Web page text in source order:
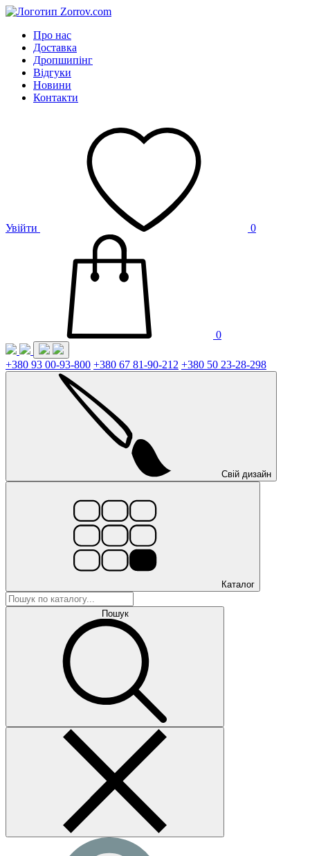
Про нас
Доставка
Дропшипінг
Відгуки
Новини
Контакти
Увійти 0
0
+380 93 00-93-800 +380 67 81-90-212 +380 50 23-28-298
Свій дизайн
Каталог
Пошук